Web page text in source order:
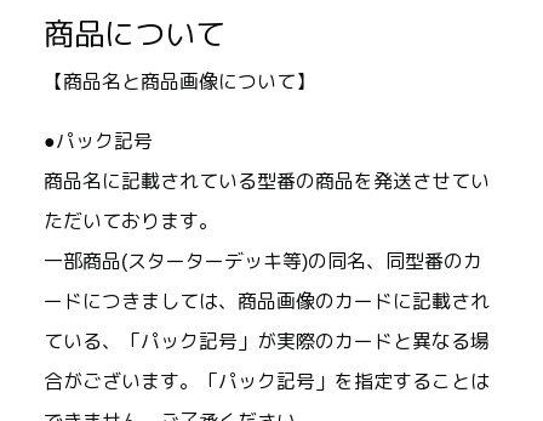
商品について
【商品名と商品画像について】
●パック記号
商品名に記載されている型番の商品を発送させてい
ただいております。
一部商品(スターターデッキ等)の同名、同型番のカ
ードにつきましては、商品画像のカードに記載され
ている、「パック記号」が実際のカードと異なる場
合がございます。「パック記号」を指定することは